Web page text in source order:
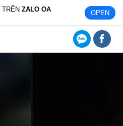
TRÊNZALO OA OPEN